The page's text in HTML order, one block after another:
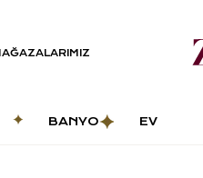
BANYO
EV